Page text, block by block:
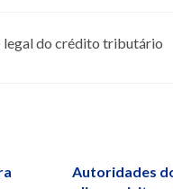
legal do crédito tributário
Autoridades